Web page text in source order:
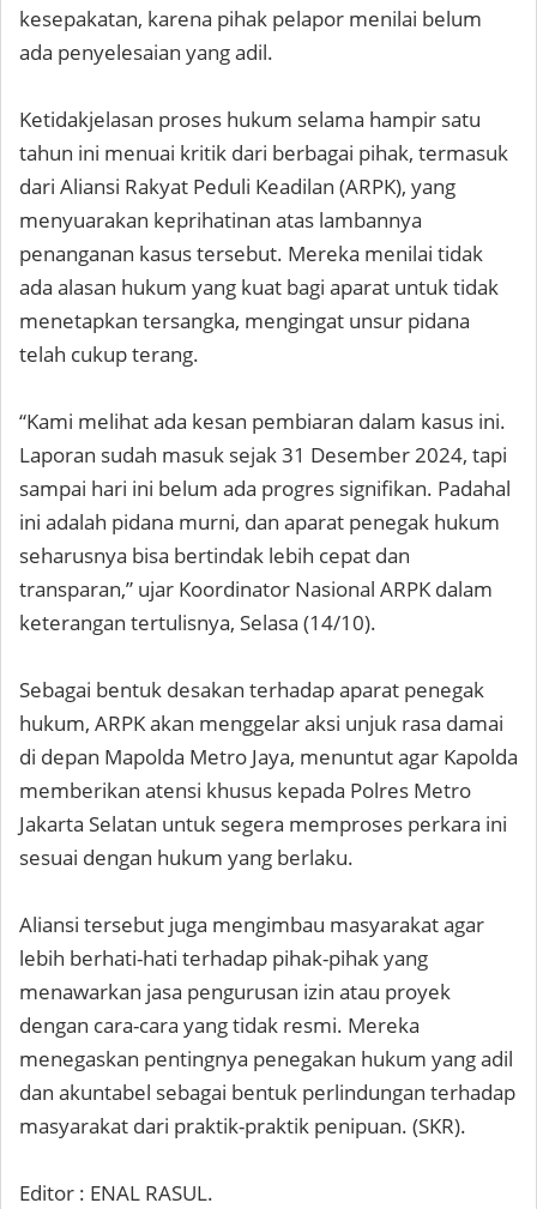
kesepakatan, karena pihak pelapor menilai belum
ada penyelesaian yang adil.
Ketidakjelasan proses hukum selama hampir satu
tahun ini menuai kritik dari berbagai pihak, termasuk
dari Aliansi Rakyat Peduli Keadilan (ARPK), yang
menyuarakan keprihatinan atas lambannya
penanganan kasus tersebut. Mereka menilai tidak
ada alasan hukum yang kuat bagi aparat untuk tidak
menetapkan tersangka, mengingat unsur pidana
telah cukup terang.
“Kami melihat ada kesan pembiaran dalam kasus ini.
Laporan sudah masuk sejak 31 Desember 2024, tapi
sampai hari ini belum ada progres signifikan. Padahal
ini adalah pidana murni, dan aparat penegak hukum
seharusnya bisa bertindak lebih cepat dan
transparan,” ujar Koordinator Nasional ARPK dalam
keterangan tertulisnya, Selasa (14/10).
Sebagai bentuk desakan terhadap aparat penegak
hukum, ARPK akan menggelar aksi unjuk rasa damai
di depan Mapolda Metro Jaya, menuntut agar Kapolda
memberikan atensi khusus kepada Polres Metro
Jakarta Selatan untuk segera memproses perkara ini
sesuai dengan hukum yang berlaku.
Aliansi tersebut juga mengimbau masyarakat agar
lebih berhati-hati terhadap pihak-pihak yang
menawarkan jasa pengurusan izin atau proyek
dengan cara-cara yang tidak resmi. Mereka
menegaskan pentingnya penegakan hukum yang adil
dan akuntabel sebagai bentuk perlindungan terhadap
masyarakat dari praktik-praktik penipuan. (SKR).
Editor : ENAL RASUL.